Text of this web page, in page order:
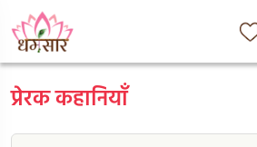
प्रेरक कहानियाँ